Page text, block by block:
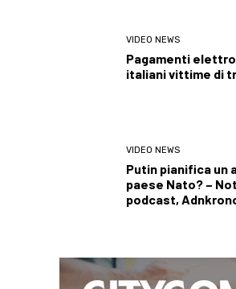
VIDEO NEWS
Pagamenti
italiani vittime di
VIDEO NEWS
Putin pianifica un
paese Nato? –
podcast,